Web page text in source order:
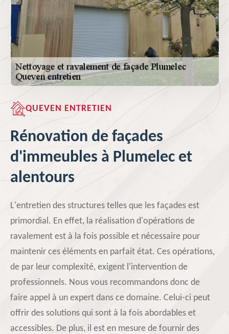
QUEVEN ENTRETIEN
Rénovation de façades
d'immeubles à Plumelec et
alentours
L'entretien des structures telles que les façades est
primordial. En effet, la réalisation d'opérations de
ravalement est à la fois possible et nécessaire pour
maintenir ces éléments en parfait état. Ces opérations,
de par leur complexité, exigent l'intervention de
professionnels. Nous vous recommandons donc de
faire appel à un expert dans ce domaine. Celui-ci peut
offrir des solutions qui sont à la fois abordables et
accessibles. De plus, il est en mesure de fournir des